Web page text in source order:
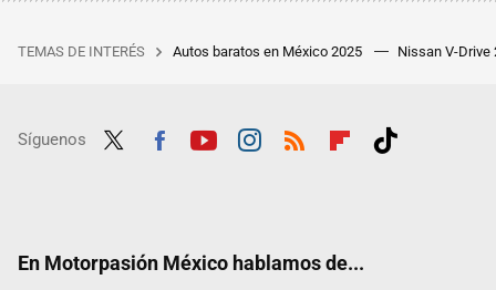
TEMAS DE INTERÉS Autos baratos en México 2025 Nissan V-Drive
Síguenos
En Motorpasión México hablamos de...